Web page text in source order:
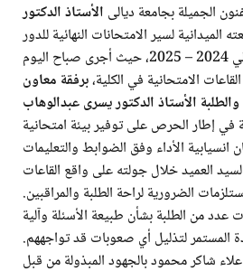
الجميلة بجامعة ديالى الأستاذ الدكتور
الميدانية لسير الامتحانات النهائية للدور
الأول للعام الدراسي الحالي 2024 – 2025، حيث أجرى صباح اليوم
الامتحانية في الكلية،برفقة معاون
والطلبة الأستاذ الدكتور يسرى عبدالوهاب
في إطار الحرص على توفير بيئة امتحانية
انسيابية الأداء وفق الضوابط والتعليمات
العميد خلال جولته على واقع القاعات
الضرورية لراحة الطلبة والمراقبين.
عدد من الطلبة بشأن طبيعة الأسئلة وآلية
المستمر لتذليل أي صعوبات قد تواجههم.
شاكر محمود بالجهود المبذولة من قبل